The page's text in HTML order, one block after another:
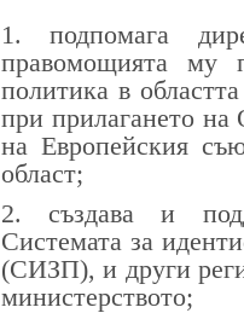
1. подпомага
правомощията му
политика в
при прилагането на
на Европейския
област;
2. създава и
Системата за
(СИЗП), и други
министерството;